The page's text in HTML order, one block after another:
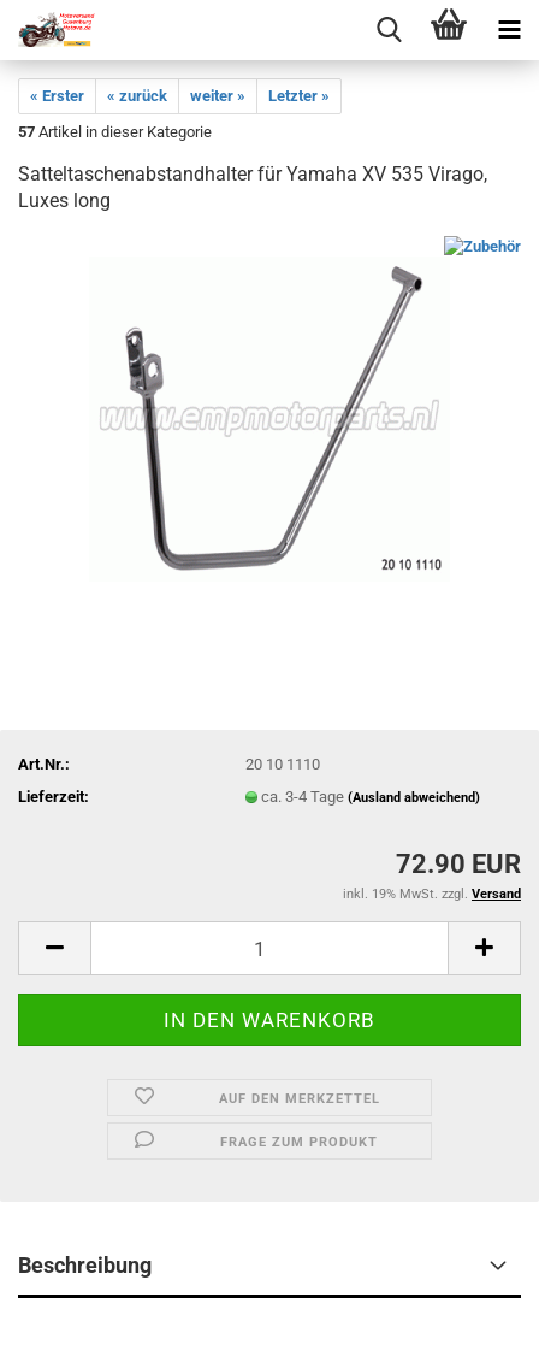
« Erster « zurück weiter »
Letzter »
57 Artikel in dieser Kategorie
Satteltaschenabstandhalter für Yamaha XV 535 Virago,
Luxes long
Art.Nr.:
20 10 1110
Lieferzeit:
ca. 3-4 Tage(Ausland abweichend)
72.90 EUR
inkl. 19% MwSt. zzgl. Versand
AUF DEN MERKZETTEL
FRAGE ZUM PRODUKT
Beschreibung